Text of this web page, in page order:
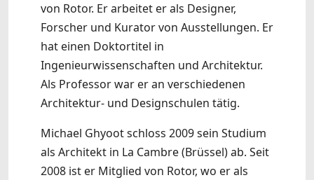
von Rotor. Er arbeitet er als Designer,
Forscher und Kurator von Ausstellungen. Er
hat einen Doktortitel in
Ingenieurwissenschaften und Architektur.
Als Professor war er an verschiedenen
Architektur- und Designschulen tätig.
Michael Ghyoot schloss 2009 sein Studium
als Architekt in La Cambre (Brüssel) ab. Seit
2008 ist er Mitglied von Rotor, wo er als